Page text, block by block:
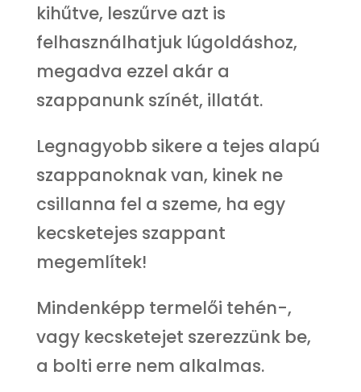
kihűtve, leszűrve azt is
felhasználhatjuk lúgoldáshoz,
megadva ezzel akár a
szappanunk színét, illatát.
Legnagyobb sikere a tejes alapú
szappanoknak van, kinek ne
csillanna fel a szeme, ha egy
kecsketejes szappant
megemlítek!
Mindenképp termelői tehén-,
vagy kecsketejet szerezzünk be,
a bolti erre nem alkalmas.